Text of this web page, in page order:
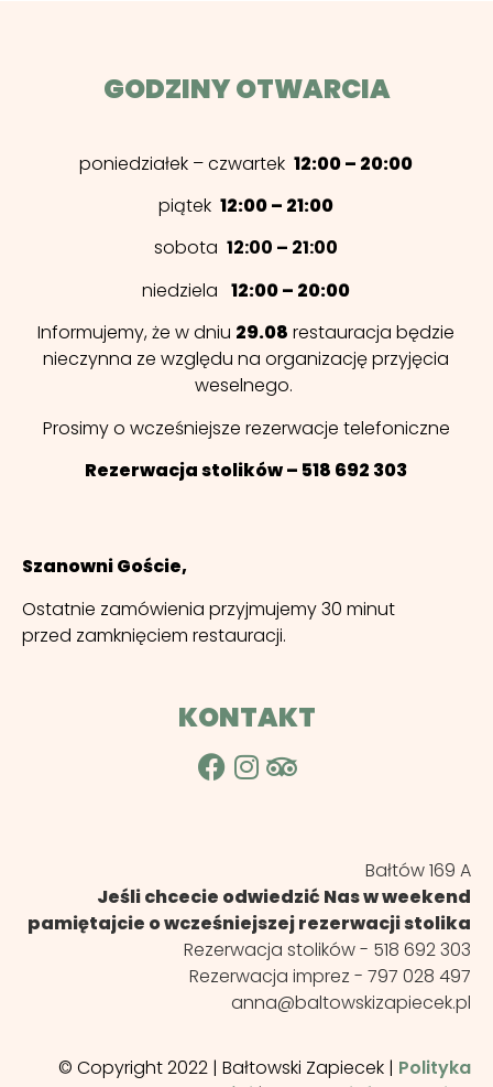
GODZINY OTWARCIA
poniedziałek – czwartek12:00 – 20:00
piątek12:00 – 21:00
sobota12:00 – 21:00
niedziela12:00 – 20:00
Informujemy, że w dniu 29.08 restauracja będzie
nieczynna ze względu na organizację przyjęcia
weselnego.
Prosimy o wcześniejsze rezerwacje telefoniczne
Rezerwacja stolików – 518 692 303
Szanowni Goście,
Ostatnie zamówienia przyjmujemy 30 minut
przed zamknięciem restauracji.
KONTAKT
Bałtów 169 A
Jeśli chcecie odwiedzić Nas w weekend
pamiętajcie o wcześniejszej rezerwacji stolika
Rezerwacja stolików - 518 692 303
Rezerwacja imprez - 797 028 497
anna@baltowskizapiecek.pl
© Copyright 2022 | Bałtowski Zapiecek | Polityka